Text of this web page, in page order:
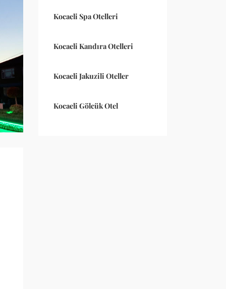
Kocaeli Spa Otelleri
Kocaeli Kandıra Otelleri
Kocaeli Jakuzili Oteller
Kocaeli Gölcük Otel